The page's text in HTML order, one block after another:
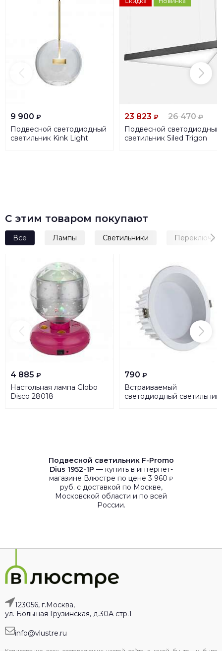
9 900 ₽
Подвесной светодиодный
светильник Kink Light
23 823 ₽ 26 470₽
Подвесной светодиодный
светильник Siled Trigon
С этим товаром покупают
Все Лампы Светильники
4 885 ₽
Настольная лампа Globo
Disco 28018
790 ₽
Встраиваемый
светодиодный светильник
Подвесной светильник F-Promo
Dius 1952-1P — купить в интернет-
магазине Влюстре по цене 3 960 ₽
руб. с доставкой по Москве,
Московской области и по всей
России.
123056, г.Москва,
ул. Большая Грузинская, д.30А стр.1
info@vlustre.ru